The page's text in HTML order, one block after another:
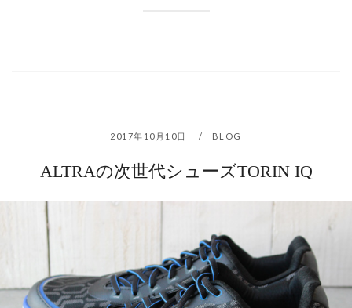
2017年10月10日 BLOG
ALTRAの次世代シューズTORIN IQ